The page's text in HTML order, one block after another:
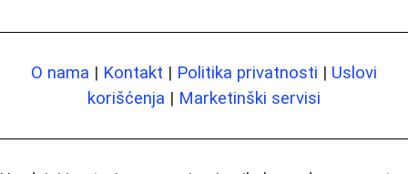
O nama | Kontakt | Politika privatnosti | Uslovi
korišćenja | Marketinški servisi